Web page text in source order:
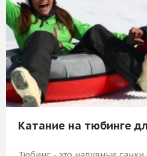
Катание на тюбинге